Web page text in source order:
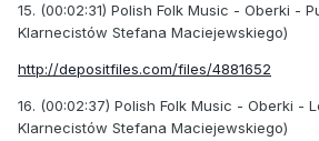
15. (00:02:31) Polish Folk Music - Oberki -
Klarnecistów Stefana Maciejewskiego)
http://depositfiles.com/files/4881652
16. (00:02:37) Polish Folk Music - Oberki -
Klarnecistów Stefana Maciejewskiego)